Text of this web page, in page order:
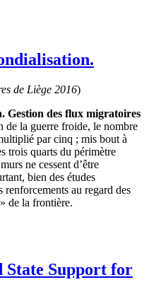
de Liège 2016)
Gestion des flux migratoires
de la guerre froide, le nombre
par cinq ; mis bout à
trois quarts du périmètre
ne cessent d’être
bien des études
renforcements au regard des
de la frontière.
Support for